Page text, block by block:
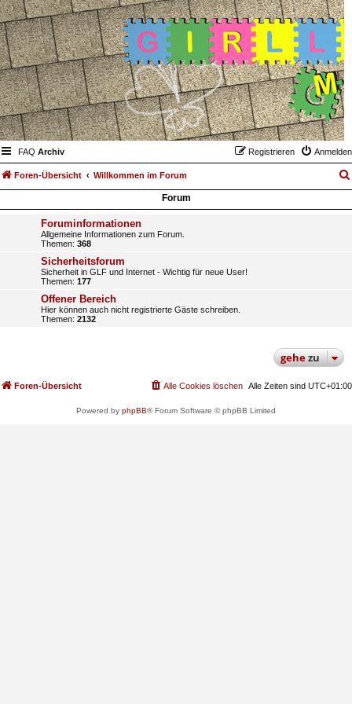
FAQ Archiv Anmelden
Registrieren
Foren-Übersicht Willkommen im Forum
Forum
Foruminformationen
Allgemeine Informationen zum Forum.
Themen: 368
Sicherheitsforum
Sicherheit in GLF und Internet - Wichtig für neue User!
Themen: 177
Offener Bereich
Hier können auch nicht registrierte Gäste schreiben.
Themen: 2132
gehezu
Foren-Übersicht Alle Zeiten sind UTC+01:00
Alle Cookies löschen
Powered by phpBB® Forum Software © phpBB Limited